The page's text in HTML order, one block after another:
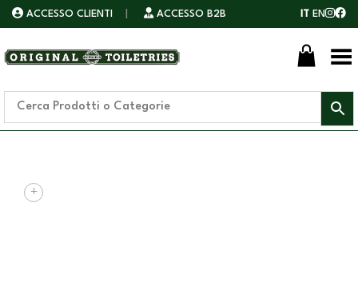
ACCESSO CLIENTI ACCESSO B2B IT EN
Toggle Menu
+